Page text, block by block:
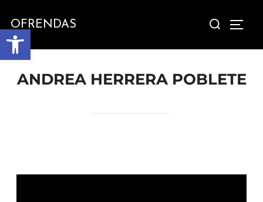
Abrir barra de herramientas
OFRENDAS
ANDREA HERRERA POBLETE